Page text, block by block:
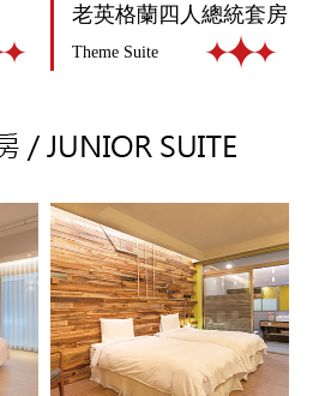
老英格蘭四人總統套房
Theme Suite